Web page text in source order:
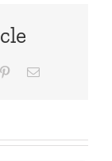
PinterestEmail